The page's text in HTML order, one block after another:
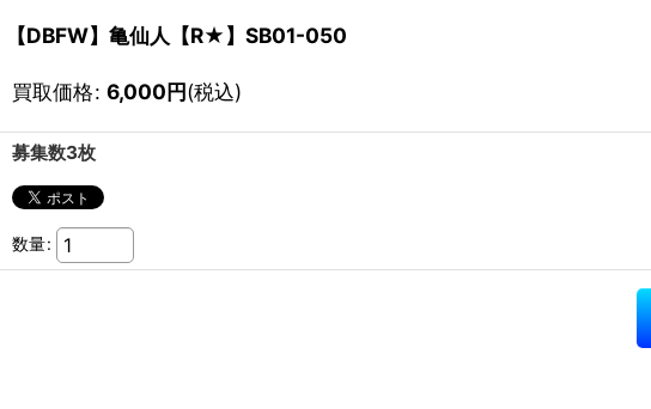
【DBFW】亀仙人【R★】SB01-050
買取価格: 6,000円(税込)
募集数3枚
数量: